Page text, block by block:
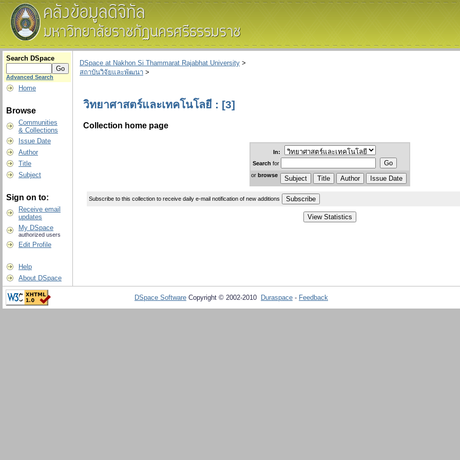
Search DSpace
Advanced Search
Home
Browse
Communities
& Collections
Issue Date
Author
Title
Subject
Sign on to:
Receive email
updates
My DSpace
authorized users
Edit Profile
Help
About DSpace
DSpace at Nakhon Si Thammarat Rajabhat University >
สถาบันวิจัยและพัฒนา >
วิทยาศาสตร์และเทคโนโลยี : [3]
Collection home page
In:
Search for
or browse
Subscribe to this collection to receive daily e-mail notification of new additions
DSpace Software Copyright © 2002-2010 Duraspace - Feedback